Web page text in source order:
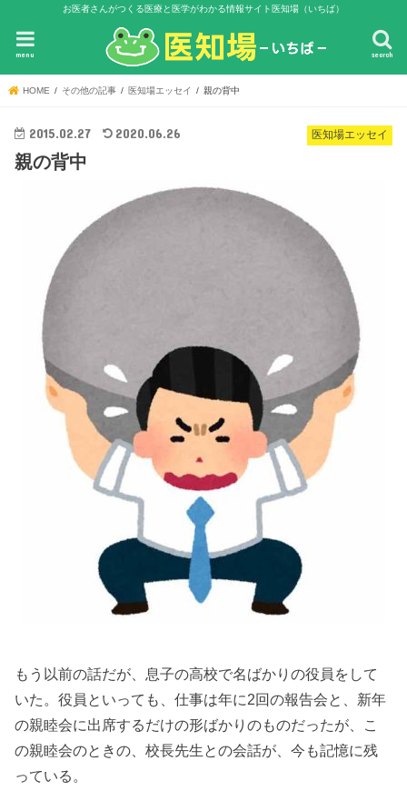
お医者さんがつくる医療と医学がわかる情報サイト医知場（いちば）
search
menu
HOME その他の記事 医知場エッセイ 親の背中
医知場エッセイ
2015.02.27 2020.06.26
親の背中
もう以前の話だが、息子の高校で名ばかりの役員をして
いた。役員といっても、仕事は年に2回の報告会と、新年
の親睦会に出席するだけの形ばかりのものだったが、こ
の親睦会のときの、校長先生との会話が、今も記憶に残
っている。